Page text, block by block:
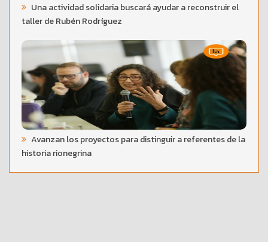
Una actividad solidaria buscará ayudar a reconstruir el
taller de Rubén Rodríguez
Avanzan los proyectos para distinguir a referentes de la
historia rionegrina